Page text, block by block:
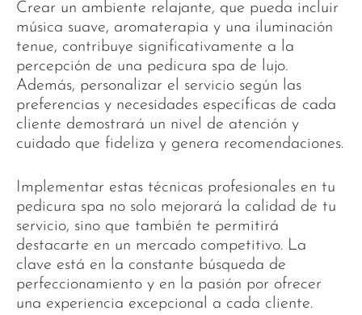
Crear un ambiente relajante, que pueda incluir
música suave, aromaterapia y una iluminación
tenue, contribuye significativamente a la
percepción de una pedicura spa de lujo.
Además, personalizar el servicio según las
preferencias y necesidades específicas de cada
cliente demostrará un nivel de atención y
cuidado que fideliza y genera recomendaciones.
Implementar estas técnicas profesionales en tu
pedicura spa no solo mejorará la calidad de tu
servicio, sino que también te permitirá
destacarte en un mercado competitivo. La
clave está en la constante búsqueda de
perfeccionamiento y en la pasión por ofrecer
una experiencia excepcional a cada cliente.